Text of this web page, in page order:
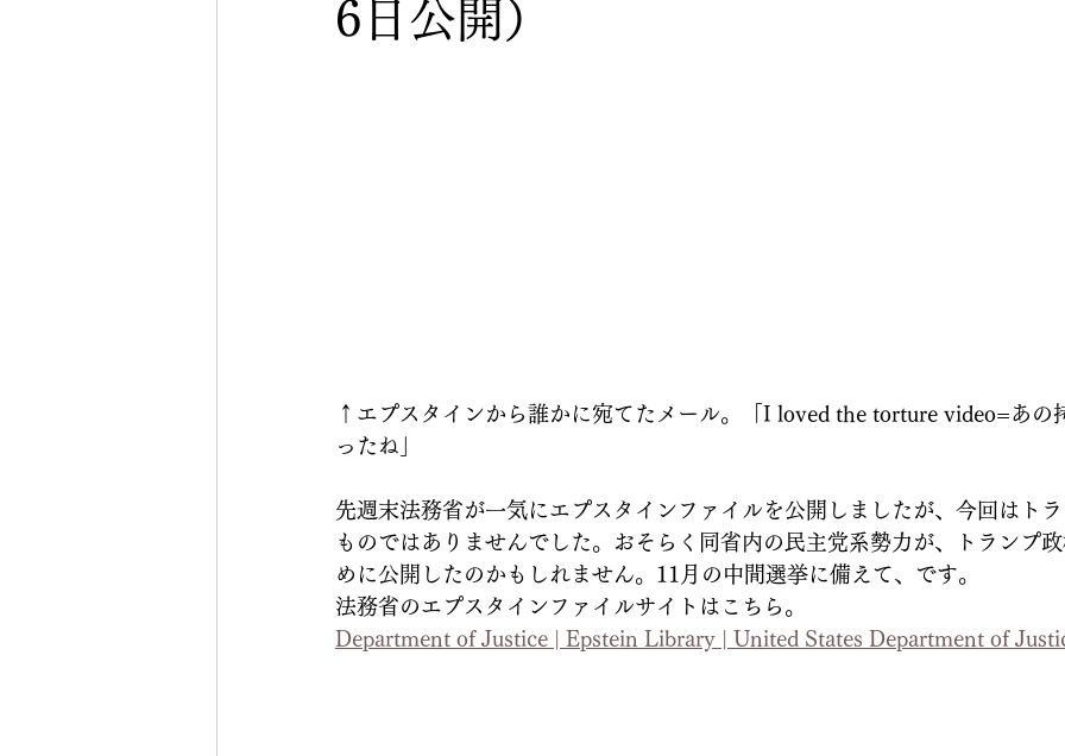
6日公開）
↑エプスタインから誰かに宛てたメール。「I loved the torture video=あの
ったね」
先週末法務省が一気にエプスタインファイルを公開しましたが、今回はト
ものではありませんでした。おそらく同省内の民主党系勢力が、トランプ
めに公開したのかもしれません。11月の中間選挙に備えて、です。
法務省のエプスタインファイルサイトはこちら。
Department of Justice | Epstein Library | United States Department of